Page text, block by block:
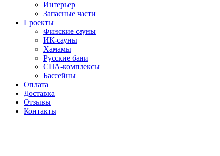
Интерьер
Запасные части
Проекты
Финские сауны
ИК-сауны
Хамамы
Русские бани
СПА-комплексы
Бассейны
Оплата
Доставка
Отзывы
Контакты